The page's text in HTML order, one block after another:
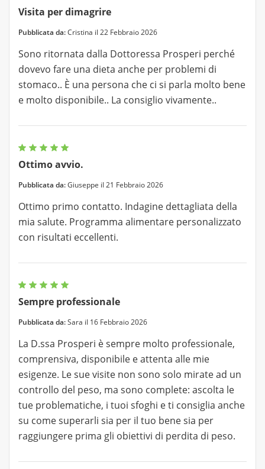
Visita per dimagrire
Pubblicata da:Cristina il 22 Febbraio 2026
Sono ritornata dalla Dottoressa Prosperi perché
dovevo fare una dieta anche per problemi di
stomaco.. È una persona che ci si parla molto bene
e molto disponibile.. La consiglio vivamente..
Ottimo avvio.
Pubblicata da:Giuseppe il 21 Febbraio 2026
Ottimo primo contatto. Indagine dettagliata della
mia salute. Programma alimentare personalizzato
con risultati eccellenti.
Sempre professionale
Pubblicata da:Sara il 16 Febbraio 2026
La D.ssa Prosperi è sempre molto professionale,
comprensiva, disponibile e attenta alle mie
esigenze. Le sue visite non sono solo mirate ad un
controllo del peso, ma sono complete: ascolta le
tue problematiche, i tuoi sfoghi e ti consiglia anche
su come superarli sia per il tuo bene sia per
raggiungere prima gli obiettivi di perdita di peso.